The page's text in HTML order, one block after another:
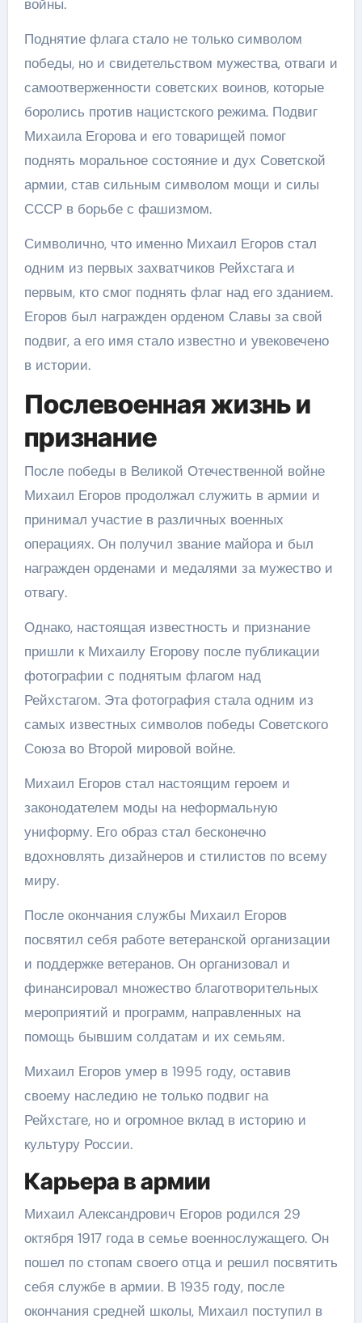
войны.
Поднятие флага стало не только символом
победы, но и свидетельством мужества, отваги и
самоотверженности советских воинов, которые
боролись против нацистского режима. Подвиг
Михаила Егорова и его товарищей помог
поднять моральное состояние и дух Советской
армии, став сильным символом мощи и силы
СССР в борьбе с фашизмом.
Символично, что именно Михаил Егоров стал
одним из первых захватчиков Рейхстага и
первым, кто смог поднять флаг над его зданием.
Егоров был награжден орденом Славы за свой
подвиг, а его имя стало известно и увековечено
в истории.
Послевоенная жизнь и
признание
После победы в Великой Отечественной войне
Михаил Егоров продолжал служить в армии и
принимал участие в различных военных
операциях. Он получил звание майора и был
награжден орденами и медалями за мужество и
отвагу.
Однако, настоящая известность и признание
пришли к Михаилу Егорову после публикации
фотографии с поднятым флагом над
Рейхстагом. Эта фотография стала одним из
самых известных символов победы Советского
Союза во Второй мировой войне.
Михаил Егоров стал настоящим героем и
законодателем моды на неформальную
униформу. Его образ стал бесконечно
вдохновлять дизайнеров и стилистов по всему
миру.
После окончания службы Михаил Егоров
посвятил себя работе ветеранской организации
и поддержке ветеранов. Он организовал и
финансировал множество благотворительных
мероприятий и программ, направленных на
помощь бывшим солдатам и их семьям.
Михаил Егоров умер в 1995 году, оставив
своему наследию не только подвиг на
Рейхстаге, но и огромное вклад в историю и
культуру России.
Карьера в армии
Михаил Александрович Егоров родился 29
октября 1917 года в семье военнослужащего. Он
пошел по стопам своего отца и решил посвятить
себя службе в армии. В 1935 году, после
окончания средней школы, Михаил поступил в